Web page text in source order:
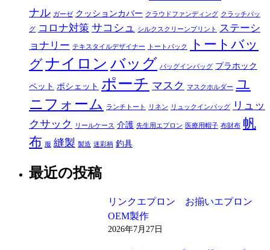
ナル ガーゼ クッションカバー クラウドファンディング クラッチバッ
グ コロナ対策 サコシュ シルクスクリーンプリント
ステーシ
ョナリー テキスタイルデザイナー トートバック
トートバッ
グナイロン バッグ バッグインバッグ プラホック
ペット ポシェット ポーチ マスク マスクホルダー ユ
ニフォーム
ランチトート リネン リュックインバッグ
リュッ
クサック
リールケース 介護 先生用エプロン 医療用帽子 布財布 帆
布 服 縫製 製造 迷彩柄 釣具
最近の投稿
リンクエプロン お揃いエプロン
OEM製作
2026年7月27日